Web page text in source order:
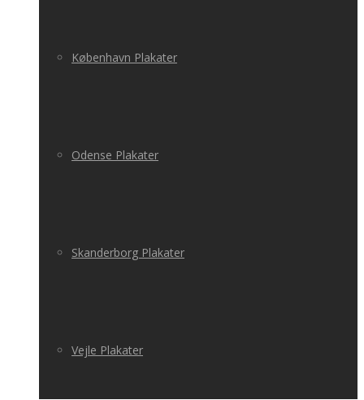
København Plakater
Odense Plakater
Skanderborg Plakater
Vejle Plakater